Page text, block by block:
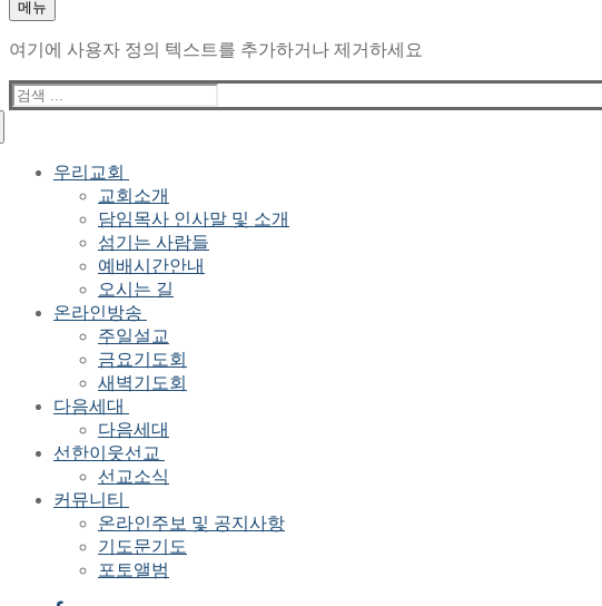
메뉴
여기에 사용자 정의 텍스트를 추가하거나 제거하세요
검
색
우리교회
교회소개
담임목사 인사말 및 소개
섬기는 사람들
예배시간안내
오시는 길
온라인방송
주일설교
금요기도회
새벽기도회
다음세대
다음세대
선한이웃선교
선교소식
커뮤니티
온라인주보 및 공지사항
기도문기도
포토앨범